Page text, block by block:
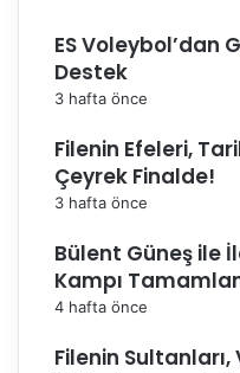
ES Voleybol’dan
Destek
3 hafta önce
Filenin Efeleri,
Çeyrek Finalde!
3 hafta önce
Bülent Güneş ile
Kampı
4 hafta önce
Filenin